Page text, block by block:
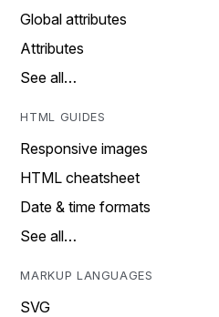
Global attributes
Attributes
See all…
HTML GUIDES
Responsive images
HTML cheatsheet
Date & time formats
See all…
MARKUP LANGUAGES
SVG